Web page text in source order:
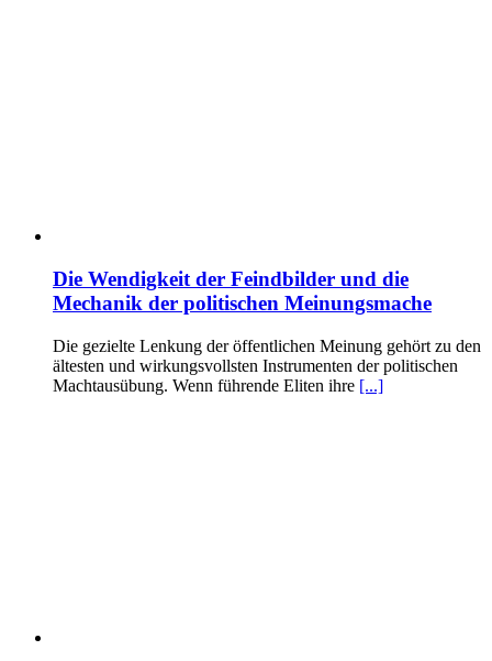
Die Wendigkeit der Feindbilder und die
Mechanik der politischen Meinungsmache
Die gezielte Lenkung der öffentlichen Meinung gehört zu den
ältesten und wirkungsvollsten Instrumenten der politischen
Machtausübung. Wenn führende Eliten ihre [...]